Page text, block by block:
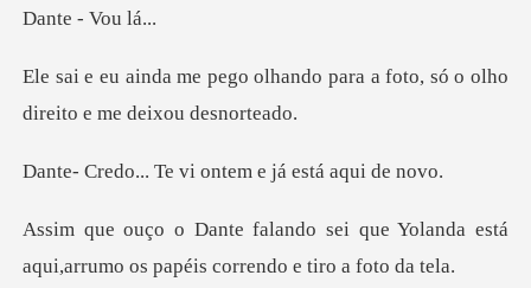
- Vo
ando para a foto, só o olho
di
e vi ontem e já e
que Yolanda está
aqui,arrumo os pap